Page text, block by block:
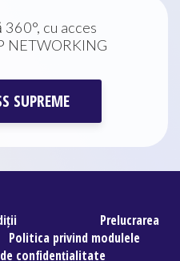
cu acces
NETWORKING
SUPREME
Prelucrarea
Politica privind modulele
confidențialitate